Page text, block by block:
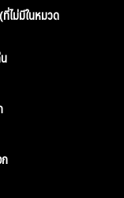
ไม่มีในหมวด